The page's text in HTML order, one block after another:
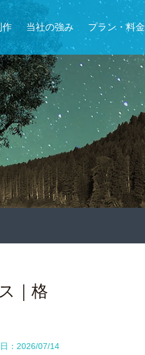
作 当社の強み プラン・料金
｜格
：2026/07/14